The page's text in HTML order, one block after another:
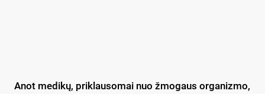
Anot medikų, priklausomai nuo žmogaus organizmo,